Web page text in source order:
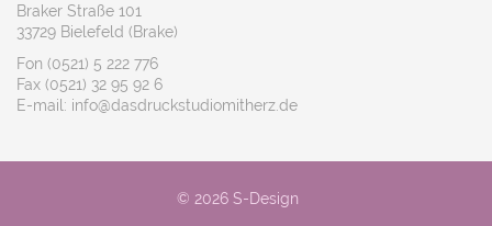
Braker Straße 101
33729 Bielefeld (Brake)
Fon (0521) 5 222 776
Fax (0521) 32 95 92 6
E-mail: info@dasdruckstudiomitherz.de
© 2026 S-Design